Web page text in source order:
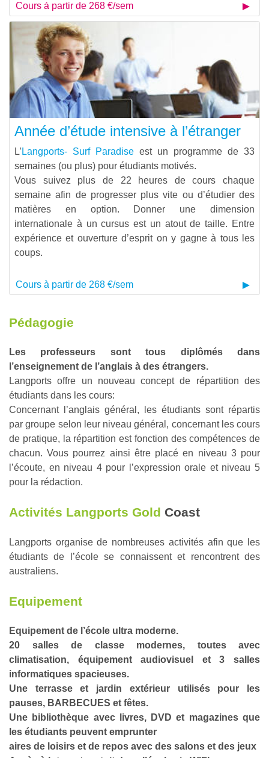
Cours à partir de 268 €/sem
Année d’étude intensive à l’étranger
L’ Langports- Surf Paradise est un programme de 33
semaines (ou plus) pour étudiants motivés.
Vous suivez plus de 22 heures de cours chaque
semaine afin de progresser plus vite ou d’étudier des
matières en option. Donner une dimension
internationale à un cursus est un atout de taille. Entre
expérience et ouverture d’esprit on y gagne à tous les
coups.
Cours à partir de 268 €/sem
Pédagogie
Les professeurs sont tous diplômés dans
l’enseignement de l’anglais à des étrangers.
Langports offre un nouveau concept de répartition des
étudiants dans les cours:
Concernant l’anglais général, les étudiants sont répartis
par groupe selon leur niveau général, concernant les cours
de pratique, la répartition est fonction des compétences de
chacun. Vous pourrez ainsi être placé en niveau 3 pour
l’écoute, en niveau 4 pour l’expression orale et niveau 5
pour la rédaction.
Activités Langports Gold Coast
Langports organise de nombreuses activités afin que les
étudiants de l’école se connaissent et rencontrent des
australiens.
Equipement
Equipement de l’école ultra moderne.
20 salles de classe modernes, toutes avec
climatisation, équipement audiovisuel et 3 salles
informatiques spacieuses.
Une terrasse et jardin extérieur utilisés pour les
pauses, BARBECUES et fêtes.
Une bibliothèque avec livres, DVD et magazines que
les étudiants peuvent emprunter
aires de loisirs et de repos avec des salons et des jeux